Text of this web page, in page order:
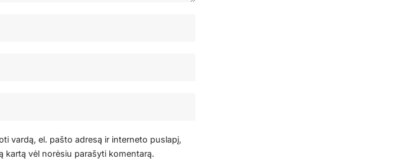
vardą, el. pašto adresą ir interneto puslapį,
kartą vėl norėsiu parašyti komentarą.